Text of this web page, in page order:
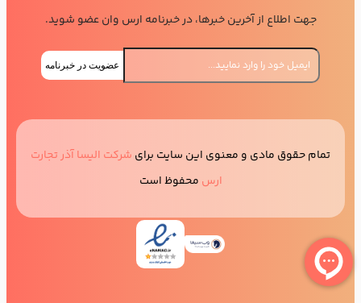
جهت اطلاع از آخرین خبرها، در خبرنامه ارس وان عضو شوید.
عضویت در خبرنامه
تمام حقوق مادی و معنوی این سایت برای شرکت الیسا آذر تجارت
ارس محفوظ است